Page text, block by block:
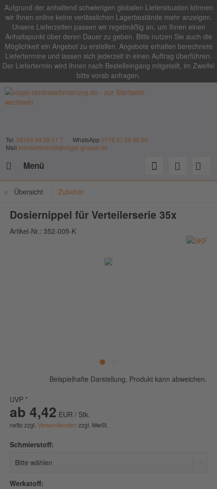
Aufgrund der anhaltend schwierigen globalen Liefersituation können
wir Ihnen online keine verlässlichen Lagerbestände mehr anzeigen.
Unsere Lieferzeiten passen wir regelmäßig an, um Ihnen einen
Anhaltspunkt über deren Dauer zu geben. Bitte nutzen Sie auch die
Möglichkeit ein Angebot zu erstellen. Angebote erhalten berechnete
Liefertermine und lassen sich jederzeit in einen Auftrag überführen.
Der Liefertermin wird Ihnen nach Bestelleingang mitgeteilt, im Zweifel
bitte vorab anfragen.
Tel. 05164 49 39 51 7 WhatsApp 0176 57 68 95 50
Mail schmiertechnik@vogel-gruppe.de
Menü
Übersicht Zubehör
Dosiernippel für Verteilerserie 35x
Artikel-Nr.: 352-005-K
Beispielhafte Darstellung, Produkt kann abweichen.
UVP *
ab 4,42 EUR / Stk.
netto zzgl. Versandkosten zzgl. MwSt.
Schmierstoff:
Werkstoff: